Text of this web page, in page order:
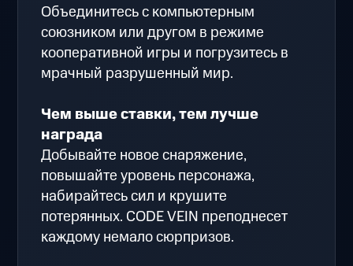
Объединитесь с компьютерным
союзником или другом в режиме
кооперативной игры и погрузитесь в
мрачный разрушенный мир.
Чем выше ставки, тем лучше
награда
Добывайте новое снаряжение,
повышайте уровень персонажа,
набирайтесь сил и крушите
потерянных. CODE VEIN преподнесет
каждому немало сюрпризов.